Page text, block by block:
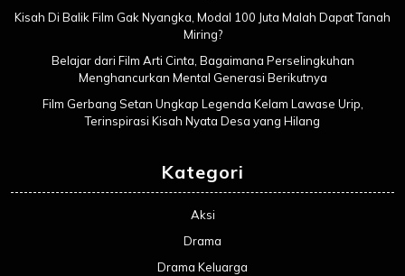
Kisah Di Balik Film Gak Nyangka, Modal 100 Juta Malah Dapat Tanah
Miring?
Belajar dari Film Arti Cinta, Bagaimana Perselingkuhan
Menghancurkan Mental Generasi Berikutnya
Film Gerbang Setan Ungkap Legenda Kelam Lawase Urip,
Terinspirasi Kisah Nyata Desa yang Hilang
Kategori
Aksi
Drama
Drama Keluarga